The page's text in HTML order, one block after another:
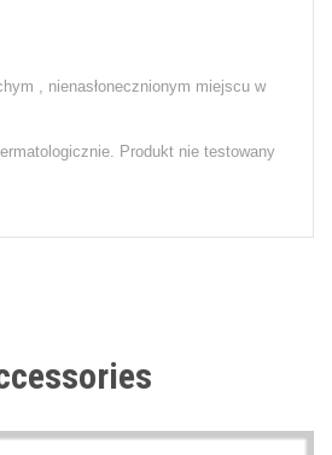
, nienasłonecznionym miejscu w
Produkt nie testowany